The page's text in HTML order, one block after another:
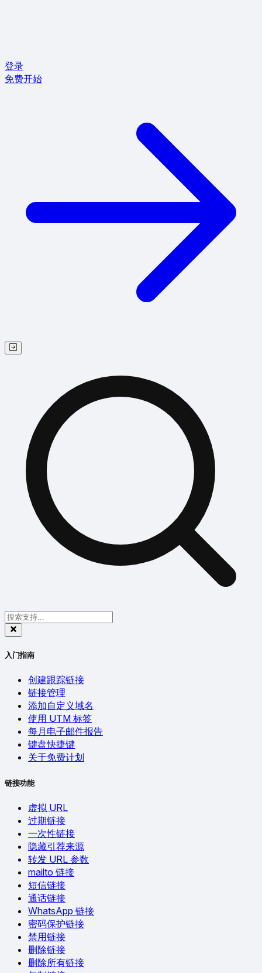
登录
免费开始
入门指南
创建跟踪链接
链接管理
添加自定义域名
使用 UTM 标签
每月电子邮件报告
键盘快捷键
关于免费计划
链接功能
虚拟 URL
过期链接
一次性链接
隐藏引荐来源
转发 URL 参数
mailto 链接
短信链接
通话链接
WhatsApp 链接
密码保护链接
禁用链接
删除链接
删除所有链接